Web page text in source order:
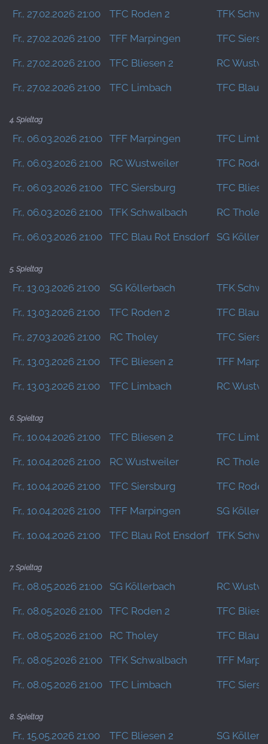
Fr., 27.02.2026 21:00 TFC Roden 2 TFK
Fr., 27.02.2026 21:00 TFF Marpingen TFC
Fr., 27.02.2026 21:00 TFC Bliesen 2 RC
Fr., 27.02.2026 21:00 TFC Limbach TFC Blau
4. Spieltag
Fr., 06.03.2026 21:00 TFF Marpingen TFC
Fr., 06.03.2026 21:00 RC Wustweiler TFC
Fr., 06.03.2026 21:00 TFC Siersburg TFC
Fr., 06.03.2026 21:00 TFK Schwalbach RC Tholey
Fr., 06.03.2026 21:00 TFC Blau Rot Ensdorf SG
5. Spieltag
Fr., 13.03.2026 21:00 SG Köllerbach TFK
Fr., 13.03.2026 21:00 TFC Roden 2 TFC Blau
Fr., 27.03.2026 21:00 RC Tholey TFC
Fr., 13.03.2026 21:00 TFC Bliesen 2 TFF
Fr., 13.03.2026 21:00 TFC Limbach RC
6. Spieltag
Fr., 10.04.2026 21:00 TFC Bliesen 2 TFC
Fr., 10.04.2026 21:00 RC Wustweiler RC Tholey
Fr., 10.04.2026 21:00 TFC Siersburg TFC
Fr., 10.04.2026 21:00 TFF Marpingen SG
Fr., 10.04.2026 21:00 TFC Blau Rot Ensdorf TFK
7. Spieltag
Fr., 08.05.2026 21:00 SG Köllerbach RC
Fr., 08.05.2026 21:00 TFC Roden 2 TFC
Fr., 08.05.2026 21:00 RC Tholey TFC Blau
Fr., 08.05.2026 21:00 TFK Schwalbach TFF
Fr., 08.05.2026 21:00 TFC Limbach TFC
8. Spieltag
Fr., 15.05.2026 21:00 TFC Bliesen 2 SG